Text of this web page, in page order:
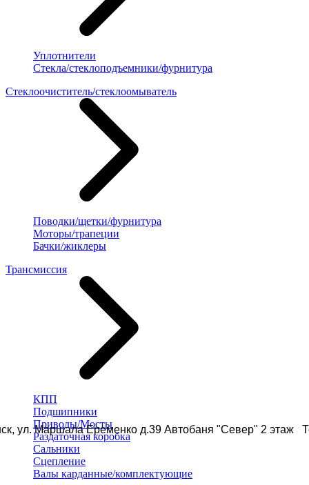
ул. Маршала Еременко д.39 Автобаня "Север" 2 этаж
Уплотнители
Стекла/стеклоподъемники/фурнитура
Стеклоочиститель/стеклоомыватель
Поводки/щетки/фурнитура
Моторы/трапеции
Бачки/жиклеры
Трансмиссия
КПП
Подшипники
Приводы/Мосты
Раздаточная коробка
Сальники
Сцепление
Валы карданные/комплектующие